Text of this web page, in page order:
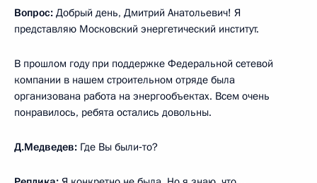
Вопрос: Добрый день, Дмитрий Анатольевич! Я
представляю Московский энергетический институт.
В прошлом году при поддержке Федеральной сетевой
компании в нашем строительном отряде была
организована работа на энергообъектах. Всем очень
понравилось, ребята остались довольны.
Д.Медведев: Где Вы были‑то?